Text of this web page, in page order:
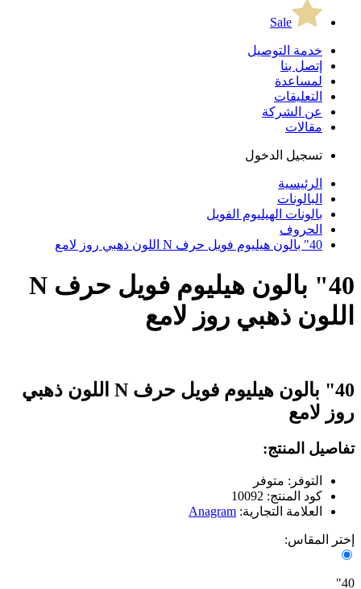
Sale
خدمة التوصيل
إتصل بنا
لمساعدة
التعليقات
عن الشركة
مقالات
تسجيل الدخول
الرئيسية
البالونات
بالونات الهيليوم الفويل
الحروف
40" بالون هيليوم فويل حرف N اللون ذهبي روز لامع
40" بالون هيليوم فويل حرف N
اللون ذهبي روز لامع
40" بالون هيليوم فويل حرف N اللون ذهبي
روز لامع
تفاصيل المنتج:
التوفر: متوفر
كود المنتج: 10092
العلامة التجارية: Anagram
إختر المقاس:
40"